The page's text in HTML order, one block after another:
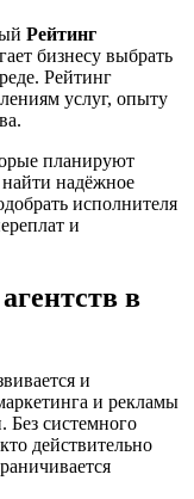
Рейтинг
бизнесу выбрать
Рейтинг
услуг, опыту
планируют
найти надёжное
исполнителя
и
в
и
и рекламы
Без системного
действительно